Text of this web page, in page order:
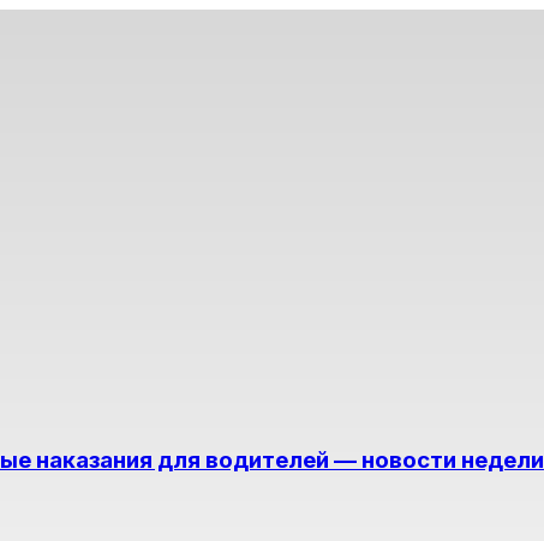
наказания для водителей — новости недели